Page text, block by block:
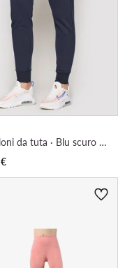
Pantaloni da tuta · Blu scuro · Regular Fit
€